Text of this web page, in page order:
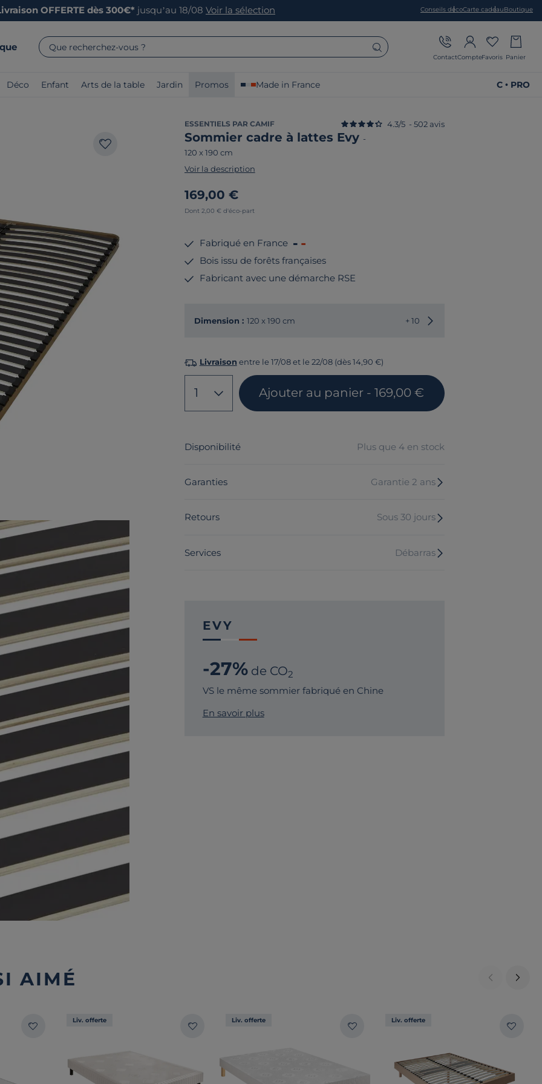
OFFERTE dès 300€* jusqu’au 18/08 Voir la sélection Conseils décoCarte cadeauBoutique
Que recherchez-vous ?
ContactCompteFavoris Panier
Déco Enfant Arts de la table Jardin Promos Made in France C • PRO
ESSENTIELS PAR CAMIF
Sommier cadre à lattes Evy -
120 x 190 cm
4.3/5 - 502 avis
Voir la description
169,00 €
Dont 2,00 € d'éco-part
Fabriqué en France
Bois issu de forêts françaises
Fabricant avec une démarche RSE
Dimension : 120 x 190 cm + 10 Choisir une autre dimension
Livraison entre le 17/08 et le 22/08 (dès 14,90 €)
1 Ajouter au panier - 169,00 €
Disponibilité Plus que 4 en stock
Garanties Garantie 2 ans
Retours Sous 30 jours
Services Débarras
EVY
-27%de CO2
VS le même sommier fabriqué en Chine
En savoir plus
AIMÉ
Liv. offerte Liv. offerte Liv. offerte